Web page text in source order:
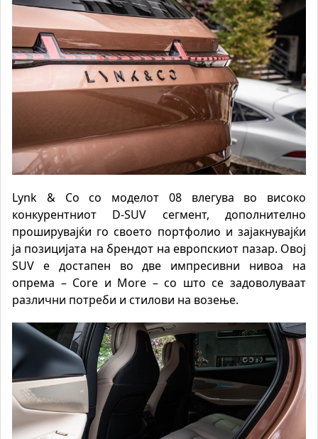
Lynk & Co со моделот 08 влегува во високо
конкурентниот D-SUV сегмент, дополнително
проширувајќи го своето портфолио и зајакнувајќи
ја позицијата на брендот на европскиот пазар. Овој
SUV е достапен во две импресивни нивоа на
опрема – Core и More – со што се задоволуваат
различни потреби и стилови на возење.